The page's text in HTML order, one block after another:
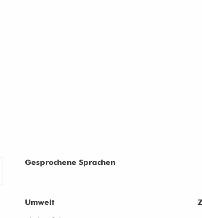
Gesprochene Sprachen
Gesprochene Sprachen
Umwelt
Umwelt